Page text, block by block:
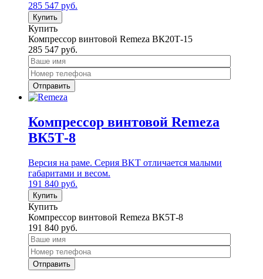
285 547 руб.
Купить
Купить
Компрессор винтовой Remeza ВК20Т-15
285 547 руб.
Компрессор винтовой Remeza
ВК5Т-8
Версия на раме. Серия BKT отличается малыми
габаритами и весом.
191 840 руб.
Купить
Купить
Компрессор винтовой Remeza ВК5Т-8
191 840 руб.